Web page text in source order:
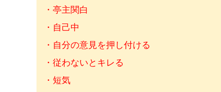
・亭主関白
・自己中
・自分の意見を押し付ける
・従わないとキレる
・短気